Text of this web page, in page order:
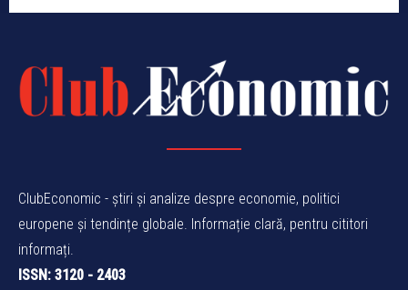
ClubEconomic - știri și analize despre economie, politici
europene și tendințe globale. Informație clară, pentru cititori
informați.
ISSN: 3120 - 2403